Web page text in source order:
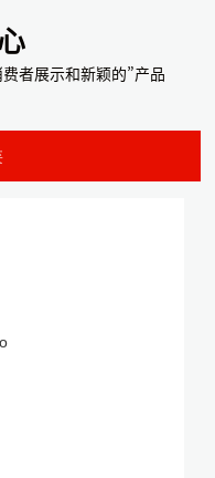
者展示和新颖的”产品